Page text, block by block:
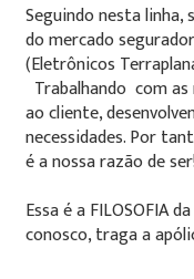
Seguindo nesta
do mercado
(Eletrônicos
Trabalhando com
ao cliente,
necessidades. Por
é a nossa razão de
Essa é a FILOSOFIA
conosco, traga a